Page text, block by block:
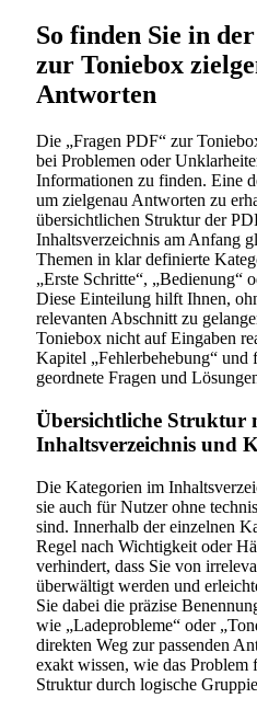
So finden Sie in
zur Toniebox
Antworten
Die „Fragen PDF“ zur
bei Problemen oder
Informationen zu finden. Eine
um zielgenau Antworten zu
übersichtlichen Struktur der
Inhaltsverzeichnis am Anfang
Themen in klar definierte
„Erste Schritte“, „Bedienung“
Diese Einteilung hilft Ihnen,
relevanten Abschnitt zu
Toniebox nicht auf Eingaben
Kapitel „Fehlerbehebung“ und
geordnete Fragen und
Übersichtliche Struktur
Inhaltsverzeichnis und
Die Kategorien im
sie auch für Nutzer ohne
sind. Innerhalb der einzelnen
Regel nach Wichtigkeit oder
verhindert, dass Sie von
überwältigt werden und
Sie dabei die präzise
wie „Ladeprobleme“ oder
direkten Weg zur passenden
exakt wissen, wie das
Struktur durch logische